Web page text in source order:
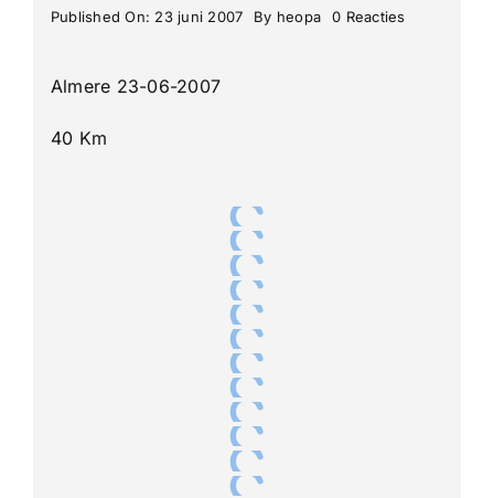
Published On: 23 juni 2007 By heopa 0 Reactieson
Almere 23-06-2007
40 Km